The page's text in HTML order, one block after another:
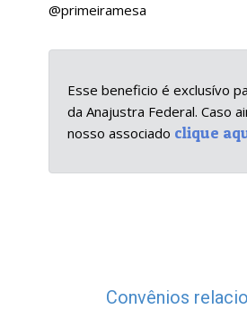
@primeiramesa
Esse beneficio é exclusívo
da Anajustra Federal. Caso
nosso associado clique
Convênios